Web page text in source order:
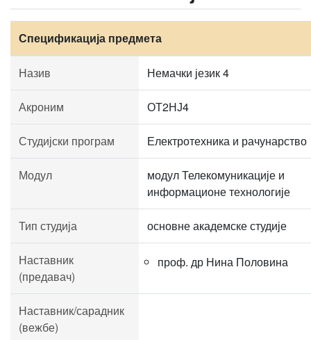
Спецификација предмета
Назив Немачки језик 4
Акроним ОТ2НЈ4
Студијски програм Електротехника и рачунарство
Модул
модул Телекомуникације и
информационе технологије
Тип студија основне академске студије
Наставник
(предавач)
проф. др Нина Половина
Наставник/сарадник
(вежбе)